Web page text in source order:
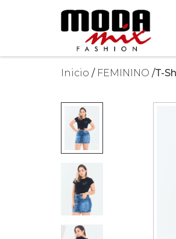
Inicio FEMININO T-